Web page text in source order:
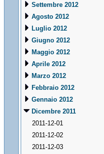
Settembre 2012
Agosto 2012
Luglio 2012
Giugno 2012
Maggio 2012
Aprile 2012
Marzo 2012
Febbraio 2012
Gennaio 2012
Dicembre 2011
2011-12-01
2011-12-02
2011-12-03